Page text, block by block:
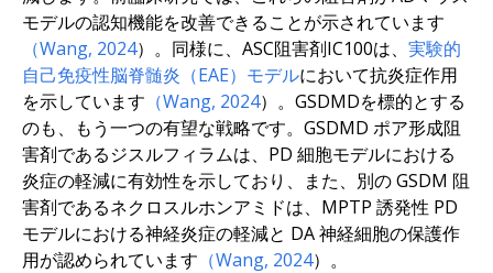
モデルの認知機能を改善できることが示されています
（Wang, 2024）。同様に、ASC阻害剤IC100は、 実験的
自己免疫性脳脊髄炎（EAE）モデルにおいて抗炎症作用
を示しています （Wang, 2024）。GSDMDを標的とする
のも、もう一つの有望な戦略です。GSDMD ポア形成阻
害剤であるジスルフィラムは、PD 細胞モデルにおける
炎症の軽減に有効性を示しており、また、別の GSDM 阻
害剤であるネクロスルホンアミドは、MPTP 誘発性 PD
モデルにおける神経炎症の軽減と DA 神経細胞の保護作
用が認められています （Wang, 2024）。